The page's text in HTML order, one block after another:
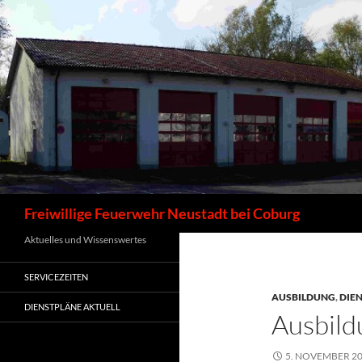
Zum
Inhalt
springen
Freiwillige Feuerwehr Neustadt bei Coburg
AUSBILDUNG,
5. NOVEMBER
Aktuelles und Wissenswertes
SERVICEZEITEN
DIENSTPLÄNE AKTUELL